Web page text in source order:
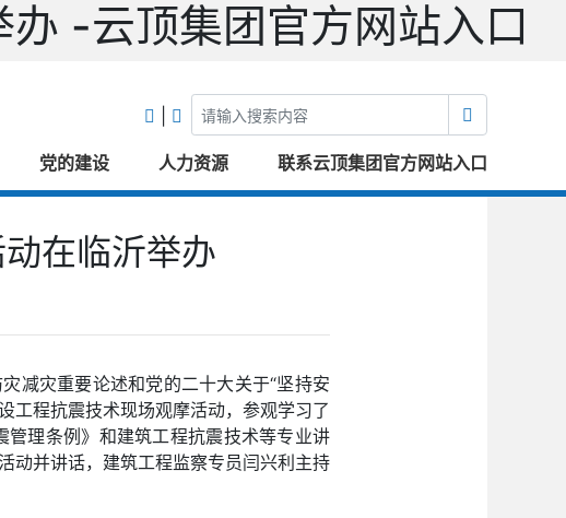
-云顶集团官方网站入口
党的建设 人力资源 联系云顶集团官方网站入口
在临沂举办
减灾重要论述和党的二十大关于“坚持安
工程抗震技术现场观摩活动，参观学习了
理条例》和建筑工程抗震技术等专业讲
动并讲话，建筑工程监察专员闫兴利主持